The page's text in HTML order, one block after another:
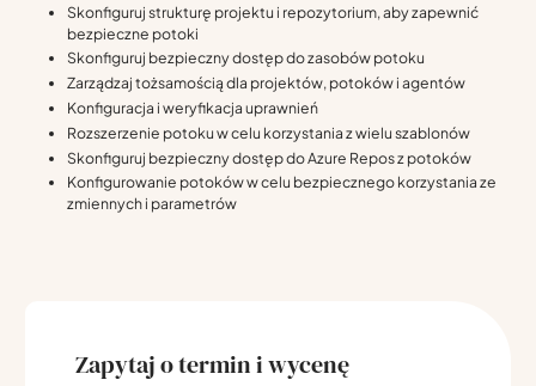
Skonfiguruj strukturę projektu i repozytorium, aby zapewnić
bezpieczne potoki
Skonfiguruj bezpieczny dostęp do zasobów potoku
Zarządzaj tożsamością dla projektów, potoków i agentów
Konfiguracja i weryfikacja uprawnień
Rozszerzenie potoku w celu korzystania z wielu szablonów
Skonfiguruj bezpieczny dostęp do Azure Repos z potoków
Konfigurowanie potoków w celu bezpiecznego korzystania ze
zmiennych i parametrów
Zapytaj o termin i wycenę